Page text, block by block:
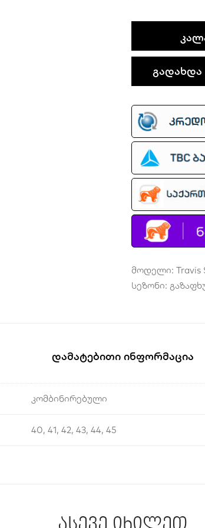
x
Jordan
1
Low
quantity
გადახდა
მოდელი: Travis
სეზონი:
Დამატებითი Ინფორმაცია
კომბინირებული
40, 41, 42, 43, 44, 45